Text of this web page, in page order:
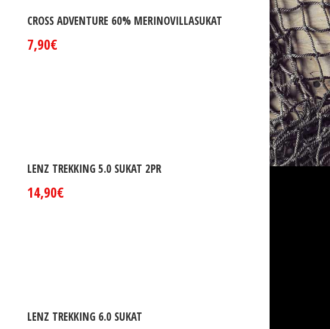
CROSS ADVENTURE 60% MERINOVILLASUKAT
7,90€
LENZ TREKKING 5.0 SUKAT 2PR
14,90€
LENZ TREKKING 6.0 SUKAT